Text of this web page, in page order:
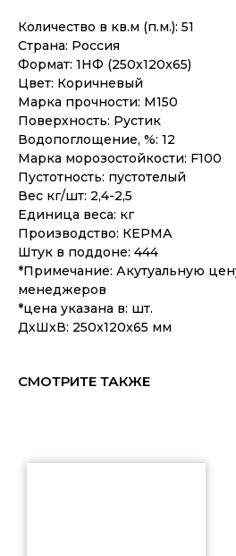
Количество в кв.м (п.м.): 51
Страна: Россия
Формат: 1НФ (250х120х65)
Цвет: Коричневый
Марка прочности: М150
Поверхность: Рустик
Водопоглощение, %: 12
Марка морозостойкости: F100
Пустотность: пустотелый
Вес кг/шт: 2,4-2,5
Единица веса: кг
Производство: КЕРМА
Штук в поддоне: 444
*Примечание: Акутуальную
менеджеров
*цена указана в: шт.
ДxШxВ: 250x120x65 мм
СМОТРИТЕ ТАКЖЕ